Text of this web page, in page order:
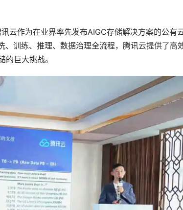
云作为在业界率先发布AIGC存储解决方案的公有
训练、推理、数据治理全流程，腾讯云提供了高
巨大挑战。